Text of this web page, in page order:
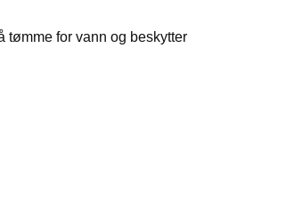
tømme for vann og beskytter